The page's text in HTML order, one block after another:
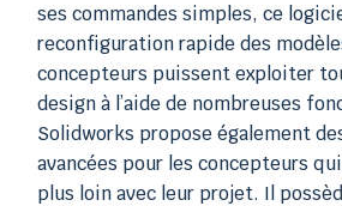
ses commandes simples, ce
reconfiguration rapide des
concepteurs puissent exploiter
design à l’aide de nombreuses
Solidworks propose également
avancées pour les concepteurs
plus loin avec leur projet. Il